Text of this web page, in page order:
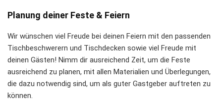
Planung deiner Feste & Feiern
Wir wünschen viel Freude bei deinen Feiern mit den passenden
Tischbeschwerern und Tischdecken sowie viel Freude mit
deinen Gästen! Nimm dir ausreichend Zeit, um die Feste
ausreichend zu planen, mit allen Materialien und Überlegungen,
die dazu notwendig sind, um als guter Gastgeber auftreten zu
können.